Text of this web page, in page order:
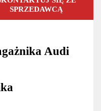
SPRZEDAWCĄ
Audi